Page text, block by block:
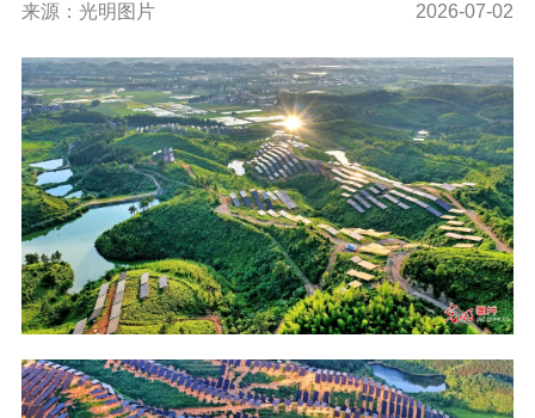
来源：光明图片 2026-07-02